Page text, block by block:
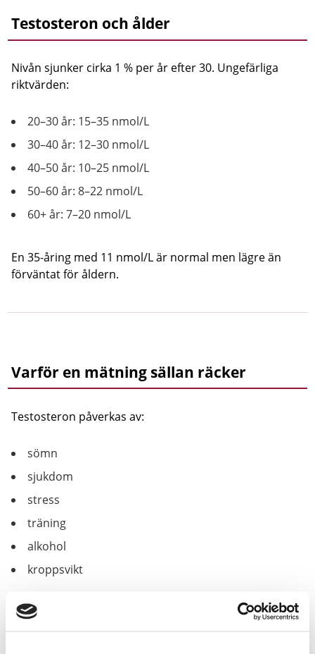
Testosteron och ålder
Nivån sjunker cirka 1 % per år efter 30. Ungefärliga
riktvärden:
20–30 år: 15–35 nmol/L
30–40 år: 12–30 nmol/L
40–50 år: 10–25 nmol/L
50–60 år: 8–22 nmol/L
60+ år: 7–20 nmol/L
En 35-åring med 11 nmol/L är normal men lägre än
förväntat för åldern.
Varför en mätning sällan räcker
Testosteron påverkas av:
sömn
sjukdom
stress
träning
alkohol
kroppsvikt
Därför rekommenderas två morgonmätningar med 2–